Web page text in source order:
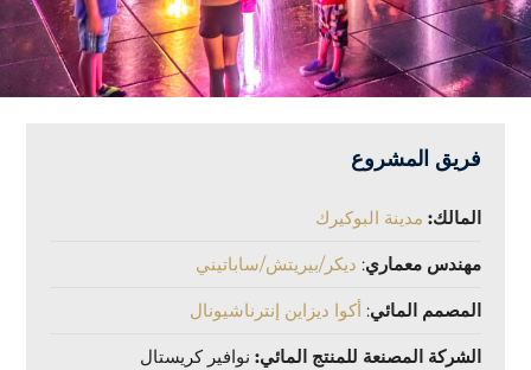
فريق المشروع
المالك: مدينة البوكيرك
مهندس معماري: ديكر/بيريتش/ساباتيني
المصمم المائي: أكوا ديزاين إنترناشيونال
الشركة المصنعة للمنتج المائي: نوافير كريستال